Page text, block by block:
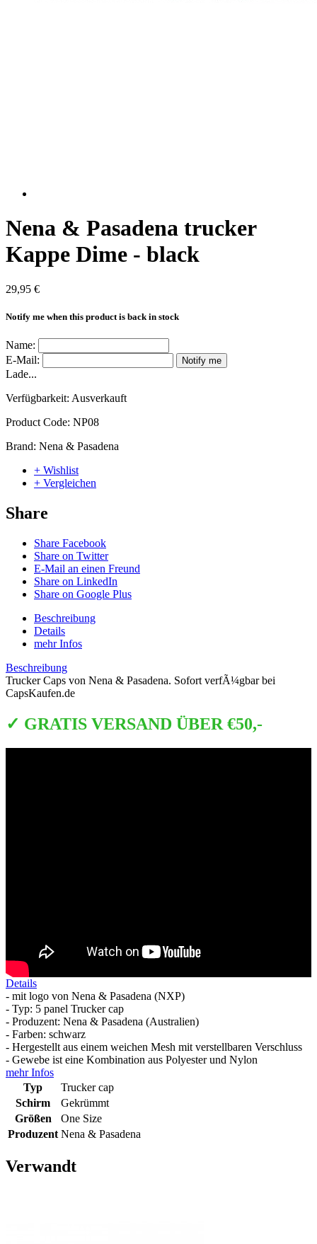
Nena & Pasadena trucker
Kappe Dime - black
29,95 €
Notify me when this product is back in stock
Name:
E-Mail:
Notify me
Lade...
Verfügbarkeit: Ausverkauft
Product Code: NP08
Brand: Nena & Pasadena
+ Wishlist
+ Vergleichen
Share
Share Facebook
Share on Twitter
E-Mail an einen Freund
Share on LinkedIn
Share on Google Plus
Beschreibung
Details
mehr Infos
Beschreibung
Trucker Caps von Nena & Pasadena. Sofort verfÃ¼gbar bei
CapsKaufen.de
✓ GRATIS VERSAND ÜBER €50,-
Details
- mit logo von Nena & Pasadena (NXP)
- Typ: 5 panel Trucker cap
- Produzent: Nena & Pasadena (Australien)
- Farben: schwarz
- Hergestellt aus einem weichen Mesh mit verstellbaren Verschluss
- Gewebe ist eine Kombination aus Polyester und Nylon
mehr Infos
Typ
Trucker cap
Schirm
Gekrümmt
Größen
One Size
Produzent Nena & Pasadena
Verwandt